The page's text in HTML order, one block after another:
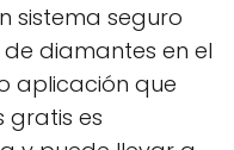
sistema seguro
diamantes en el
aplicación que
gratis es